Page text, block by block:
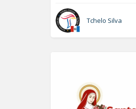
Tchelo Silva